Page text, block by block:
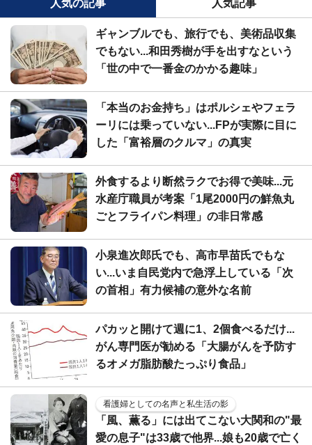
人気の記事 人気記事
ギャンブルでも、旅行でも、美術品収集
でもない...和田秀樹が手を出すなという
「世の中で一番金のかかる趣味」
「本当のお金持ち」はポルシェやフェラ
ーリには乗っていない...FPが実際に目に
した「富裕層のクルマ」の真実
外食するより断然ラクでお得で美味...元
水産庁職員が考案「1尾2000円の鮮魚丸
ごとフライパン料理」の非日常感
小泉進次郎氏でも、高市早苗氏でもな
い...いま自民党内で急浮上している「次
の首相」有力候補の意外な名前
パカッと開けて週に1、2個食べるだけ...
がん専門医が勧める「大腸がんを予防す
るオメガ脂肪酸たっぷり食品」
看護婦としての名声と私生活の影
「風、薫る」には出てこない大関和の"最
愛の息子"は33歳で他界...娘も20歳で亡く